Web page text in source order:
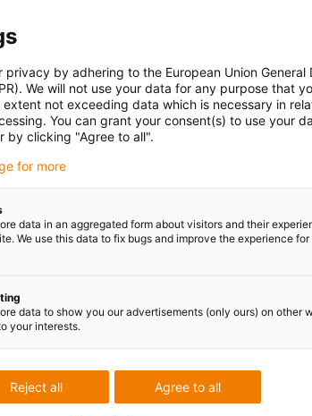
by adhering to the European Union General
We will not use your data for any purpose that
not exceeding data which is necessary in
You can grant your consent(s) to use your
by clicking "Agree to all".
for more
data in an aggregated form about visitors and their
We use this data to fix bugs and improve the experience for
data to show you our advertisements (only ours) on other
your interests.
Agree to all
Reject all